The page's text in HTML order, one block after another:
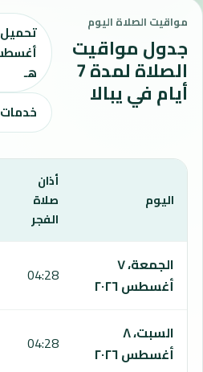
مواقيت الصلاة اليوم
جدول مواقيت
الصلاة لمدة 7
أيام في يبالا
هـ
اليوم
أذان
صلاة
الفجر
الجمعة، ٧
أغسطس ٢٠٢٦
04:28
السبت، ٨
أغسطس ٢٠٢٦
04:28